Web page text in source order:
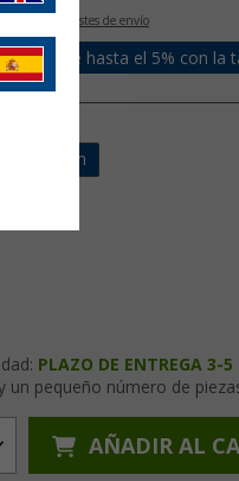
+ Costes de envío
bonus de hasta el 5% con la
230 cm
PLAZO DE ENTREGA 3-5
un pequeño número de
AÑADIR AL